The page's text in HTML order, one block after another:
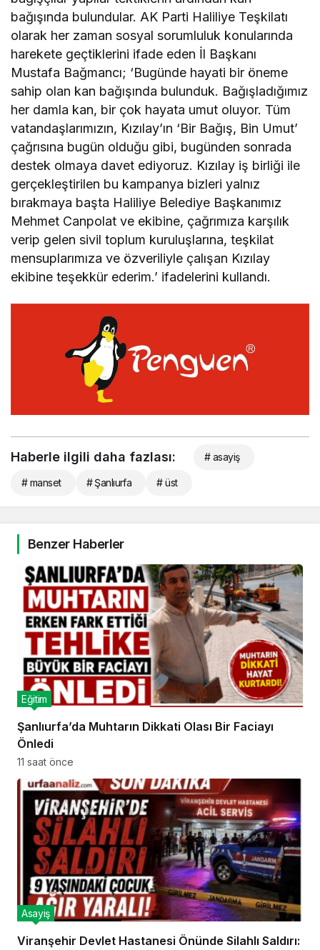
bağışında bulundular. AK Parti Haliliye Teşkilatı
olarak her zaman sosyal sorumluluk konularında
harekete geçtiklerini ifade eden İl Başkanı
Mustafa Bağmancı; ‘Bugünde hayati bir öneme
sahip olan kan bağışında bulunduk. Bağışladığımız
her damla kan, bir çok hayata umut oluyor. Tüm
vatandaşlarımızın, Kızılay’ın ‘Bir Bağış, Bin Umut’
çağrısına bugün olduğu gibi, bugünden sonrada
destek olmaya davet ediyoruz. Kızılay iş birliği ile
gerçekleştirilen bu kampanya bizleri yalnız
bırakmaya başta Haliliye Belediye Başkanımız
Mehmet Canpolat ve ekibine, çağrımıza karşılık
verip gelen sivil toplum kuruluşlarına, teşkilat
mensuplarımıza ve özveriliyle çalışan Kızılay
ekibine teşekkür ederim.’ ifadelerini kullandı.
Haberle ilgili daha fazlası: # asayiş
# manset # Şanlıurfa # üst
Benzer Haberler
Şanlıurfa’da Muhtarın Dikkati Olası Bir Faciayı
Önledi
Eğitim
11 saat önce
Viranşehir Devlet Hastanesi Önünde Silahlı Saldırı:
Asayiş